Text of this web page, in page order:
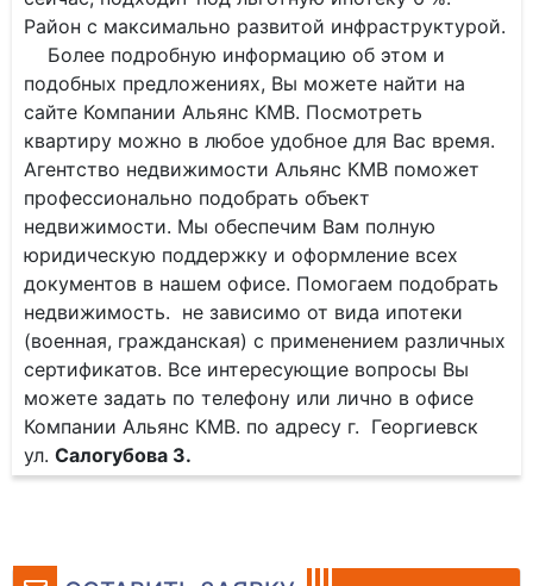
Район с максимально развитой инфраструктурой.
Более подробную информацию об этом и
подобных предложениях, Вы можете найти на
сайте Компании Альянс КМВ. Посмотреть
квартиру можно в любое удобное для Вас время.
Агентство недвижимости Альянс КМВ поможет
профессионально подобрать объект
недвижимости. Мы обеспечим Вам полную
юридическую поддержку и оформление всех
документов в нашем офисе. Помогаем подобрать
недвижимость. не зависимо от вида ипотеки
(военная, гражданская) с применением различных
сертификатов. Все интересующие вопросы Вы
можете задать по телефону или лично в офисе
Компании Альянс КМВ. по адресу г. Георгиевск
ул. Салогубова 3.